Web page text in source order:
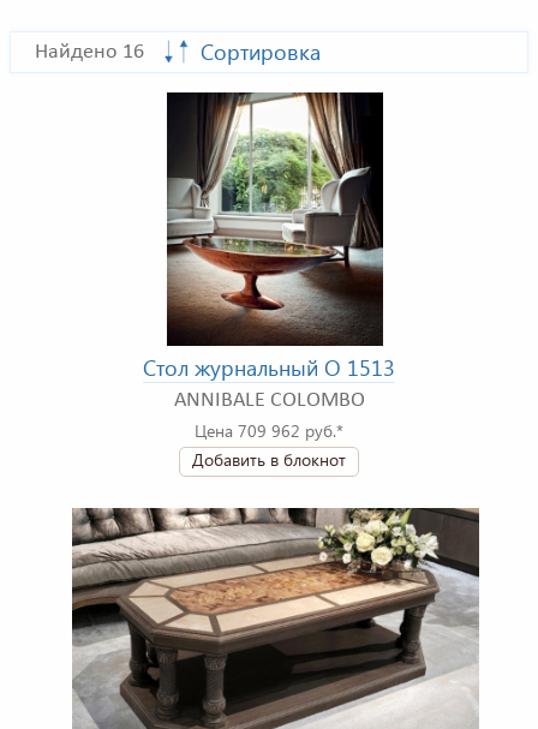
Найдено 16 Сортировка
Стол журнальный O 1513
ANNIBALE COLOMBO
Цена 709 962 руб.*
Добавить в блокнот